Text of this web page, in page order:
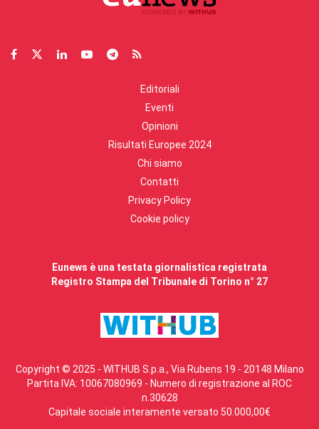
Editoriali
Eventi
Opinioni
Risultati Europee 2024
Chi siamo
Contatti
Privacy Policy
Cookie policy
Eunews è una testata giornalistica registrata
Registro Stampa del Tribunale di Torino n° 27
Copyright © 2025 - WITHUB S.p.a., Via Rubens 19 - 20148 Milano
Partita IVA: 10067080969 - Numero di registrazione al ROC
n.30628
Capitale sociale interamente versato 50.000,00€